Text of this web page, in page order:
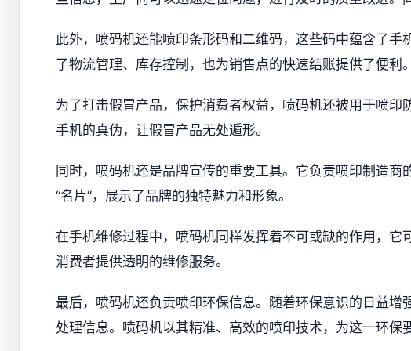
此外，喷码机还能喷印条形码和二维码，这些码中蕴含了
了物流管理、库存控制，也为销售点的快速结账提供了便利。
为了打击假冒产品，保护消费者权益，喷码机还被用于喷
手机的真伪，让假冒产品无处遁形。
同时，喷码机还是品牌宣传的重要工具。它负责喷印制造
“名片”，展示了品牌的独特魅力和形象。
在手机维修过程中，喷码机同样发挥着不可或缺的作用，
消费者提供透明的维修服务。
最后，喷码机还负责喷印环保信息。随着环保意识的日益
处理信息。喷码机以其精准、高效的喷印技术，为这一环保